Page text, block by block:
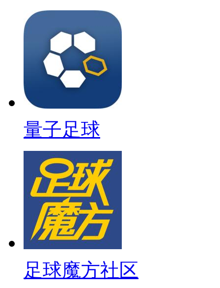
量子足球
足球魔方社区